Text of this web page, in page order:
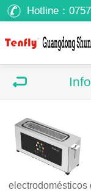
Hotline：
electrodomésticos